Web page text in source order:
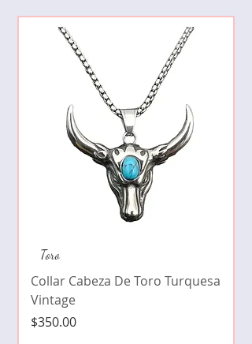
Toro
Collar Cabeza De Toro Turquesa
Vintage
Precio
$350.00